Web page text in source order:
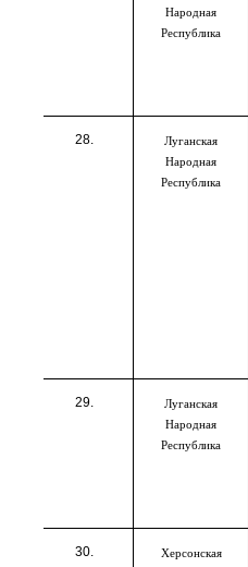
Народная
Республика
Луганская
Народная
Республика
Луганская
Народная
Республика
Херсонская